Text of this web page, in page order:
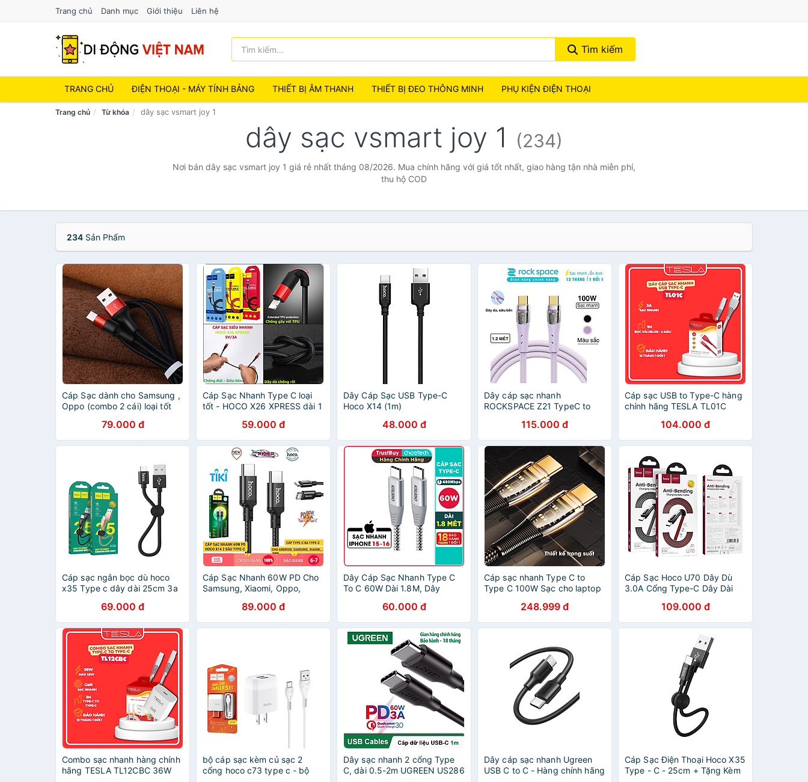
Trang chủ Danh mục Giới thiệu Liên hệ
Tìm kiếm
TRANG CHỦ ĐIỆN THOẠI - MÁY TÍNH BẢNG THIẾT BỊ ÂM THANH THIẾT BỊ ĐEO THÔNG MINH PHỤ KIỆN ĐIỆN THOẠI
Trang chủ Từ khóa dây sạc vsmart joy 1
dây sạc vsmart joy 1 (234)
Nơi bán dây sạc vsmart joy 1 giá rẻ nhất tháng 08/2026. Mua chính hãng với giá tốt nhất, giao hàng tận nhà miễn phí,
thu hộ COD
234 Sản Phẩm
Cáp Sạc dành cho Samsung ,
Oppo (combo 2 cái) loại tốt
XPRESS dài 1 mét – Dây Sạc
Nhanh Android - Chống xoắn,
đứt
79.000 đ
Cáp Sạc Nhanh Type C loại
tốt - HOCO X26 XPRESS dài 1
xoắn, đứt – Dành cho
Samsung, OPPO, LG.. (Hàng
chính hãng)
59.000 đ
Dây Cáp Sạc USB Type-C
Hoco X14 (1m)
48.000 đ
Dây cáp sạc nhanh
ROCKSPACE Z21 TypeC to
QC dây dù siêu bền - Hàng
chính hãng BH 12 tháng
115.000 đ
Cáp sạc USB to Type-C hàng
chính hãng TESLA TL01C
1 đổi 1 | Made in Việt Nam
104.000 đ
Cáp sạc ngắn bọc dù hoco
x35 Type c dây dài 25cm 3a
phòng andorid cho samsung
xiaomi ...vv giao mầu ngẫu
nhiên - hàng chính hãng
69.000 đ
Cáp Sạc Nhanh 60W PD Cho
Samsung, Xiaomi, Oppo,
Type-C Hoco X14 Dây Dù
Siêu Bền - Hàng Chính Hãng
89.000 đ
Dây Cáp Sạc Nhanh Type C
To C 60W Dài 1.8M, Dây
iPhone 15, iP16, Android
CHOETECH CC0005 - Hàng
Chính Hãng
60.000 đ
Cáp sạc nhanh Type C to
Type C 100W Sạc cho laptop
Siêu nhanh trong suốt lộ
mạch- Hàng Chính Hãng
Remax Bảo Hành 12 Tháng
248.999 đ
Cáp Sạc Hoco U70 Dây Dù
3.0A Cổng Type-C Dây Dài
109.000 đ
Combo sạc nhanh hàng chính
hãng TESLA TL12CBC 36W
bộ cáp sạc kèm củ sạc 2
cổng hoco c73 type c - bộ
Dây sạc nhanh 2 cổng Type
C, dài 0.5-2m UGREEN US286
Dây cáp sạc nhanh Ugreen
USB C to C - Hàng chính hãng
Cáp Sạc Điện Thoại Hoco X35
Type - C - 25cm + Tặng Kèm